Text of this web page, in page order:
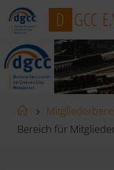
Zum
Inhalt
springen
D GCC E.
Startseite
Bereich für